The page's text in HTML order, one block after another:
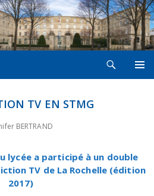
TV EN STMG
BERTRAND
lycée a participé à un double
TV de La Rochelle (édition
2017)